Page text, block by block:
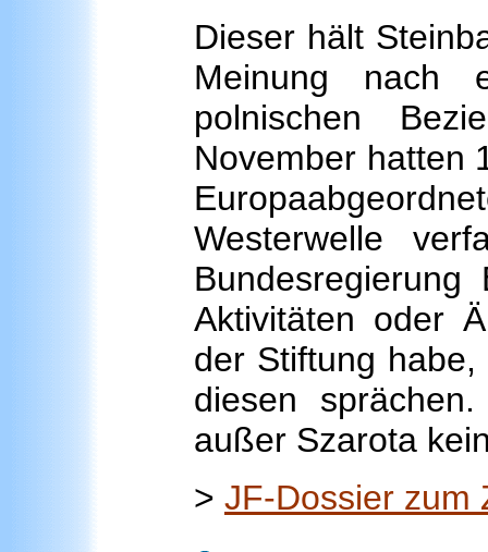
Dieser hält
Meinung nach
polnischen
November hatten
Westerwelle
Bundesregierung
Aktivitäten oder
der Stiftung
diesen
außer Szarota
> JF-Dossier zum